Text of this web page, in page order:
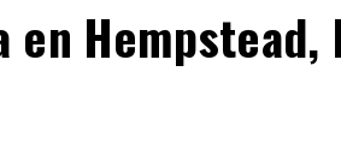
Hempstead,